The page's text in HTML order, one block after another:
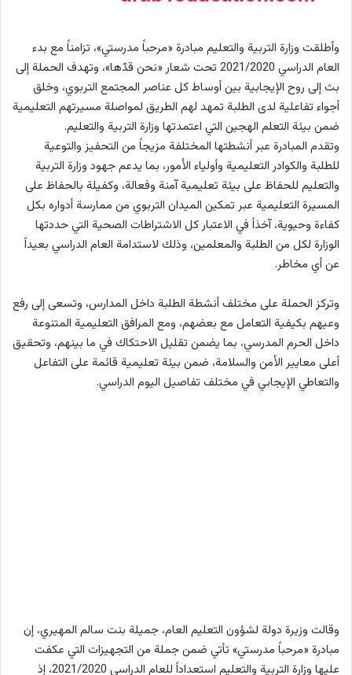
وأطلقت وزارة التربية والتعليم مبادرة «مرحباً مدرستي»، تزامناً مع بدء
العام الدراسي 2021/2020 تحت شعار «نحن قدّها»، وتهدف الحملة إلى
بث إلى روح الإيجابية بين أوساط كل عناصر المجتمع التربوي، وخلق
أجواء تفاعلية لدى الطلبة تمهد لهم الطريق لمواصلة مسيرتهم التعليمية
ضمن بيئة التعلم الهجين التي اعتمدتها وزارة التربية والتعليم.
وتقدم المبادرة عبر أنشطتها المختلفة مزيجاً من التحفيز والتوعية
للطلبة والكوادر التعليمية وأولياء الأمور، بما يدعم جهود وزارة التربية
والتعليم للحفاظ على بيئة تعليمية آمنة وفعالة، وكفيلة بالحفاظ على
المسيرة التعليمية عبر تمكين الميدان التربوي من ممارسة أدواره بكل
كفاءة وحيوية، آخذاً في الاعتبار كل الاشتراطات الصحية التي حددتها
الوزارة لكل من الطلبة والمعلمين، وذلك لاستدامة العام الدراسي بعيداً
عن أي مخاطر.
وتركز الحملة على مختلف أنشطة الطلبة داخل المدارس، وتسعى إلى رفع
وعيهم بكيفية التعامل مع بعضهم، ومع المرافق التعليمية المتنوعة
داخل الحرم المدرسي، بما يضمن تقليل الاحتكاك في ما بينهم، وتحقيق
أعلى معايير الأمن والسلامة، ضمن بيئة تعليمية قائمة على التفاعل
والتعاطي الإيجابي في مختلف تفاصيل اليوم الدراسي.
وقالت وزيرة دولة لشؤون التعليم العام، جميلة بنت سالم المهيري، إن
مبادرة «مرحباً مدرستي» تأتي ضمن جملة من التجهيزات التي عكفت
عليها وزارة التربية والتعليم استعداداً للعام الدراسي 2021/2020، إذ